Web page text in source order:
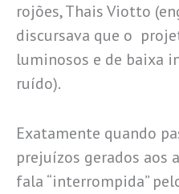
rojões, Thais Viotto
discursava que o
luminosos e de baixa
ruído).
Exatamente quando
prejuízos gerados aos
fala “interrompida”